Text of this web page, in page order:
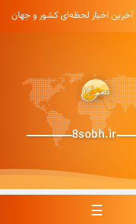
• آخرین اخبار لحظه‌ای کشور و جهان
8sobh.ir
☰